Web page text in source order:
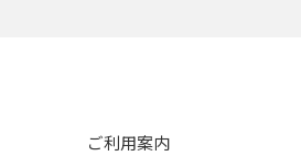
ご利用案内